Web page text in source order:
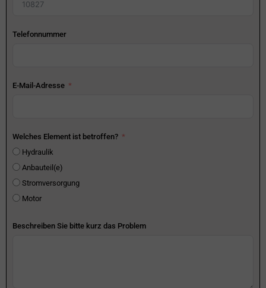
Telefonnummer
E-Mail-Adresse
Welches Element ist betroffen?
Hydraulik
Anbauteil(e)
Stromversorgung
Motor
Beschreiben Sie bitte kurz das Problem